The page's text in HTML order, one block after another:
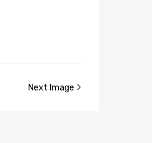
Next Image